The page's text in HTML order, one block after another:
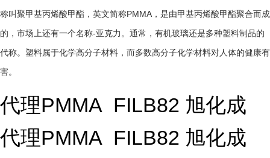
称叫聚甲基丙烯酸甲酯，英文简称PMMA，是由甲基丙烯酸甲酯聚合而成
的，市场上还有一个名称-亚克力。通常，有机玻璃还是多种塑料制品的
代称。塑料属于化学高分子材料，而多数高分子化学材料对人体的健康有
害。
代理PMMA FILB82 旭化成
代理PMMA FILB82 旭化成